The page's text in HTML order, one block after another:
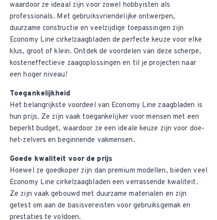
waardoor ze ideaal zijn voor zowel hobbyisten als
professionals. Met gebruiksvriendelijke ontwerpen,
duurzame constructie en veelzijdige toepassingen zijn
Economy Line cirkelzaagbladen de perfecte keuze voor elke
klus, groot of klein. Ontdek de voordelen van deze scherpe,
kosteneffectieve zaagoplossingen en til je projecten naar
een hoger niveau!
Toegankelijkheid
Het belangrijkste voordeel van Economy Line zaagbladen is
hun prijs. Ze zijn vaak toegankelijker voor mensen met een
beperkt budget, waardoor ze een ideale keuze zijn voor doe-
het-zelvers en beginnende vakmensen.
Goede kwaliteit voor de prijs
Hoewel ze goedkoper zijn dan premium modellen, bieden veel
Economy Line cirkelzaagbladen een verrassende kwaliteit.
Ze zijn vaak gebouwd met duurzame materialen en zijn
getest om aan de basisvereisten voor gebruiksgemak en
prestaties te voldoen.